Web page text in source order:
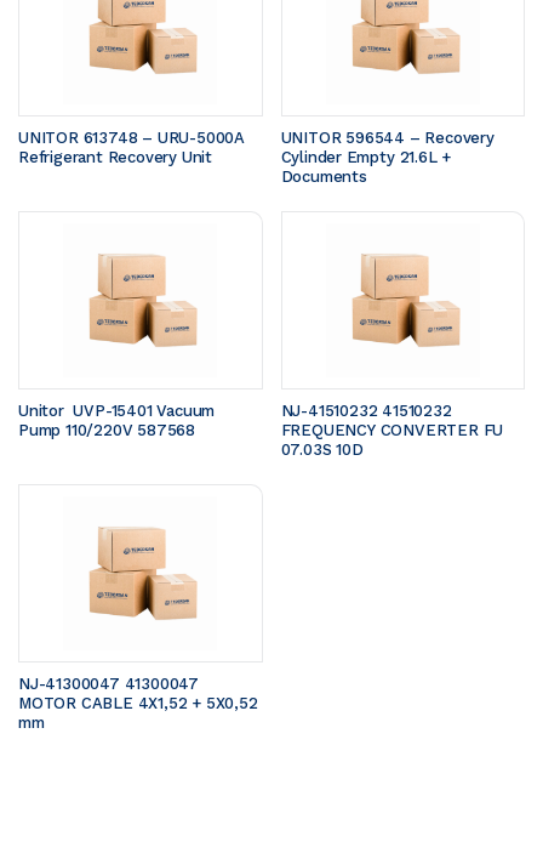
UNITOR 613748 – URU-5000A
Refrigerant Recovery Unit
UNITOR 596544 – Recovery
Cylinder Empty 21.6L +
Documents
Unitor  UVP-15401 Vacuum
Pump 110/220V 587568
NJ-41510232 41510232
FREQUENCY CONVERTER FU
07.03S 10D
NJ-41300047 41300047
MOTOR CABLE 4X1,52 + 5X0,52
mm